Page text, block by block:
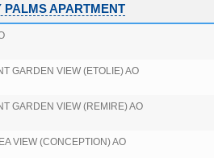
PALMS APARTMENT
GARDEN VIEW (ETOLIE) AO
GARDEN VIEW (REMIRE) AO
VIEW (CONCEPTION) AO